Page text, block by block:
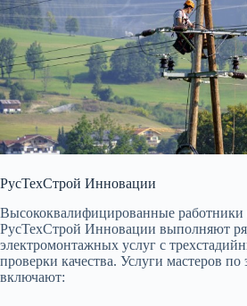
РусТехСтрой Инновации
Высококвалифицированные работники
РусТехСтрой Инновации выполняют
электромонтажных услуг с
проверки качества. Услуги мастеров по
включают: